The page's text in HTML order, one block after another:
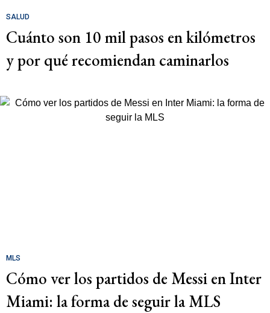
SALUD
Cuánto son 10 mil pasos en kilómetros
y por qué recomiendan caminarlos
MLS
Cómo ver los partidos de Messi en Inter
Miami: la forma de seguir la MLS